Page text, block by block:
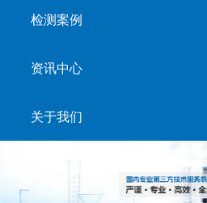
检测案例
资讯中心
关于我们